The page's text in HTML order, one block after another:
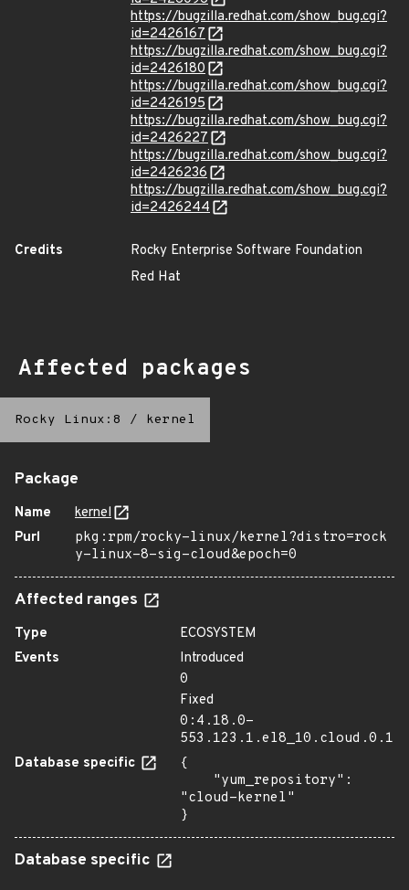
https://bugzilla.redhat.com/show_bug.cgi?
id=2426167
https://bugzilla.redhat.com/show_bug.cgi?
id=2426180
https://bugzilla.redhat.com/show_bug.cgi?
id=2426195
https://bugzilla.redhat.com/show_bug.cgi?
id=2426227
https://bugzilla.redhat.com/show_bug.cgi?
id=2426236
https://bugzilla.redhat.com/show_bug.cgi?
id=2426244
Credits
Rocky Enterprise Software Foundation
Red Hat
Affected packages
Rocky Linux:8 / kernel
Package
Name
kernel
Purl
pkg:rpm/rocky-linux/kernel?distro=rock
y-linux-8-sig-cloud&epoch=0
Affected ranges
Type
ECOSYSTEM
Events
Introduced
0
Fixed
0:4.18.0-
553.123.1.el8_10.cloud.0.1
Database specific
{
"cloud-kernel"
}
Database specific